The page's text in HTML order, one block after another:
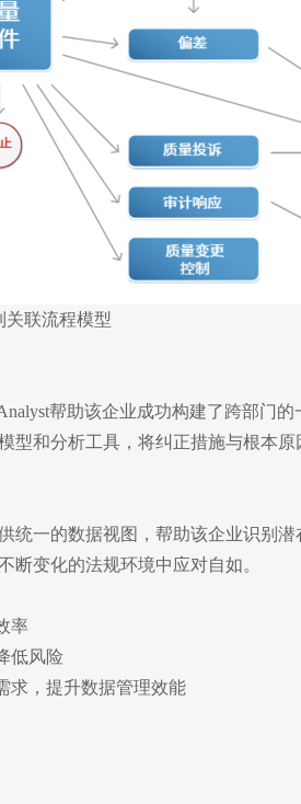
关联流程模型
帮助该企业成功构建了跨部门的
型和分析工具，将纠正措施与根本
统一的数据视图，帮助该企业识别
断变化的法规环境中应对自如。
率
低风险
求，提升数据管理效能